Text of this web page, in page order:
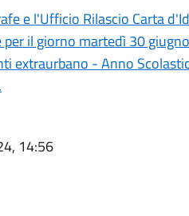
e l'Ufficio Rilascio Carta
il giorno martedì 30
extraurbano - Anno
14:56